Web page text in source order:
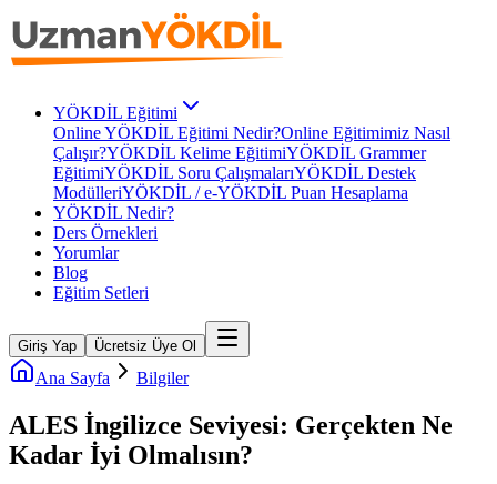
YÖKDİL Eğitimi
Online YÖKDİL Eğitimi Nedir?Online Eğitimimiz Nasıl
Çalışır?YÖKDİL Kelime EğitimiYÖKDİL Grammer
EğitimiYÖKDİL Soru ÇalışmalarıYÖKDİL Destek
ModülleriYÖKDİL / e-YÖKDİL Puan Hesaplama
YÖKDİL Nedir?
Ders Örnekleri
Yorumlar
Blog
Eğitim Setleri
Giriş Yap Ücretsiz Üye Ol
Ana Sayfa Bilgiler
ALES İngilizce Seviyesi: Gerçekten Ne
Kadar İyi Olmalısın?